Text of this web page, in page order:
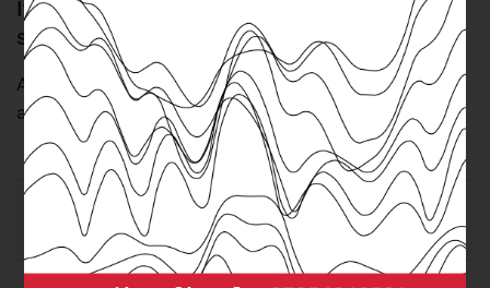
Italia assestata sul 14% di abbandoni
scolastici
Andamento della quota di giovani 18-24 anni che
abbandonano prematuramente gli studi (2008-2017)